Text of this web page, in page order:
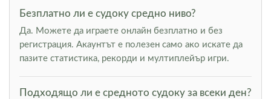
Безплатно ли е судоку средно ниво?
Да. Можете да играете онлайн безплатно и без
регистрация. Акаунтът е полезен само ако искате да
пазите статистика, рекорди и мултиплейър игри.
Подходящо ли е средното судоку за всеки ден?